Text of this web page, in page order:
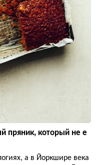
пряник, который не е
а в Йоркшире века